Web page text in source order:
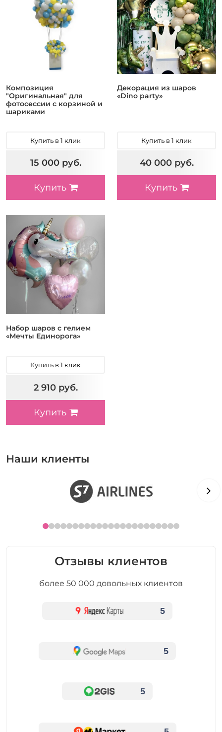
Композиция
"Оригинальная" для
фотосессии с корзиной и
шариками
Купить в 1 клик
15 000 руб.
Купить
Декорация из шаров
«Dino party»
Купить в 1 клик
40 000 руб.
Купить
Набор шаров с гелием
«Мечты Единорога»
Купить в 1 клик
2 910 руб.
Купить
Наши клиенты
Отзывы клиентов
более 50 000 довольных клиентов
5
5
5